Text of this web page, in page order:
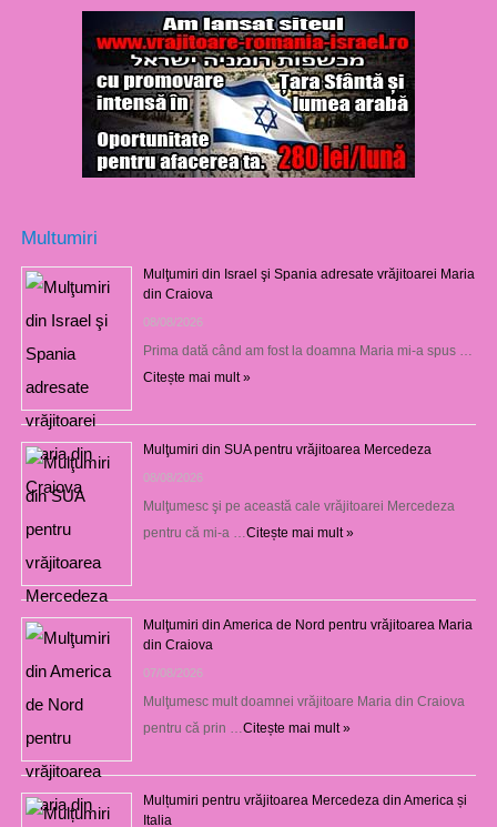
Multumiri
Mulţumiri din Israel şi Spania adresate vrăjitoarei Maria
din Craiova
08/08/2026
Prima dată când am fost la doamna Maria mi-a spus …
Citește mai mult »
Mulţumiri din SUA pentru vrăjitoarea Mercedeza
08/08/2026
Mulţumesc şi pe această cale vrăjitoarei Mercedeza
pentru că mi-a … Citește mai mult »
Mulţumiri din America de Nord pentru vrăjitoarea Maria
din Craiova
07/08/2026
Mulţumesc mult doamnei vrăjitoare Maria din Craiova
pentru că prin … Citește mai mult »
Mulțumiri pentru vrăjitoarea Mercedeza din America și
Italia